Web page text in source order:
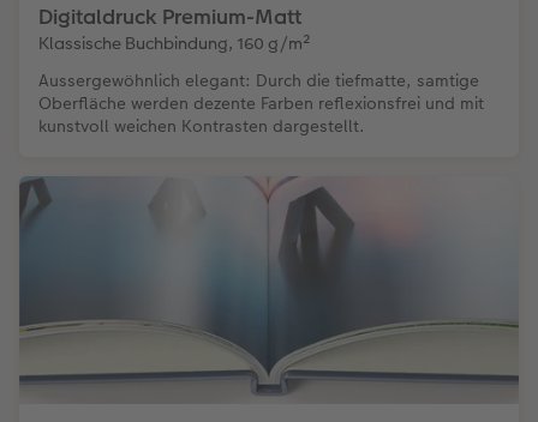
Digitaldruck Premium-Matt
Klassische Buchbindung, 160 g/m²
Aussergewöhnlich elegant: Durch die tiefmatte, samtige
Oberfläche werden dezente Farben reflexionsfrei und mit
kunstvoll weichen Kontrasten dargestellt.